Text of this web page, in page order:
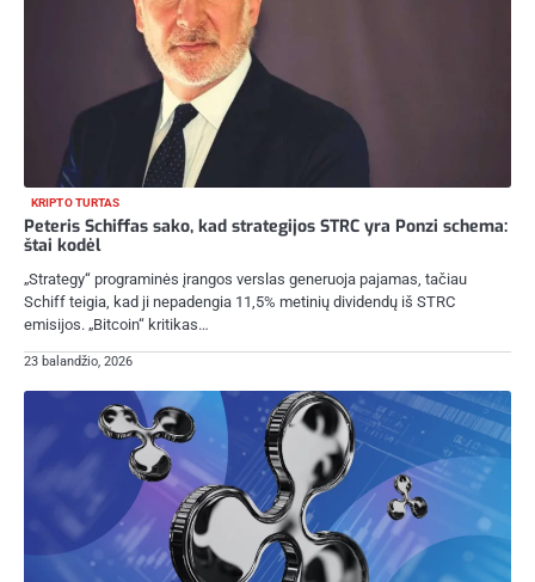
KRIPTO TURTAS
Peteris Schiffas sako, kad strategijos STRC yra Ponzi schema:
štai kodėl
„Strategy“ programinės įrangos verslas generuoja pajamas, tačiau
Schiff teigia, kad ji nepadengia 11,5% metinių dividendų iš STRC
emisijos. „Bitcoin“ kritikas…
23 balandžio, 2026